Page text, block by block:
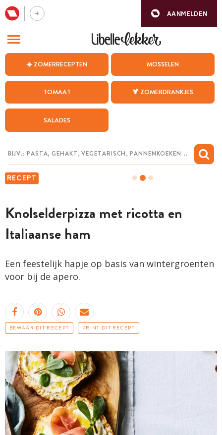
AANMELDEN
☀️ ZOMERRECEPTEN MOSSELEN
TOMAAT 🍹 ZOMERDRANKJES
SALADES
RECEPT
Knolselderpizza met ricotta en
Italiaanse ham
Een feestelijk hapje op basis van wintergroenten
voor bij de apero.
BEWAAR DIT RECEPT PRINT DIT RECEPT
BEZOEK ONZE ANDERE WEBSITES
WEEKMENU
CHAT MET MAIA
MIJN BEWAARDE RECEPTEN